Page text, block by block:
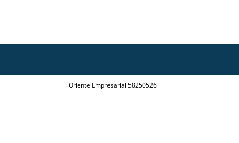
Oriente Empresarial 58250526